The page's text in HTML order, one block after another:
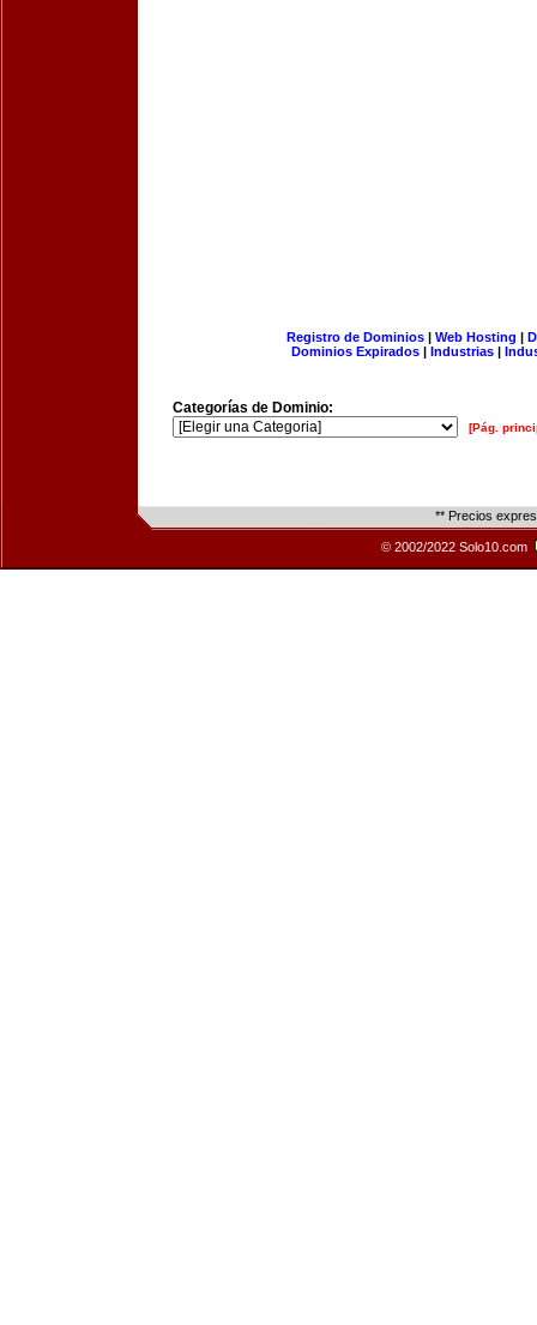
Registro de Dominios| Web Hosting |
Dominios Expirados | Industrias |
Categorías de Dominio:
[Pág.
** Precios
© 2002/2022 Solo10.com